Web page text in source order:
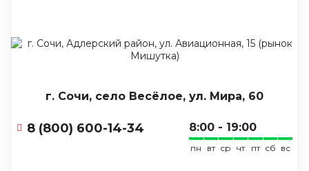
г. Сочи, село Весёлое, ул. Мира, 60
8 (800) 600-14-34 8:00 - 19:00
пн вт ср чт пт сб вс